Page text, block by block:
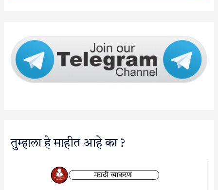
तुम्हाला हे माहीत आहे का ?